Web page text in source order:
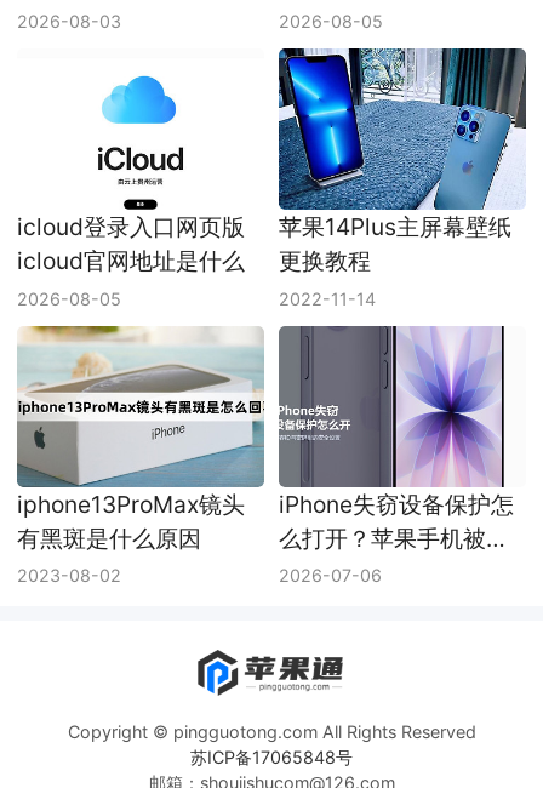
2026-08-03
号
2026-08-05
icloud登录入口网页版
icloud官网地址是什么
2026-08-05
苹果14Plus主屏幕壁纸
更换教程
2022-11-14
iphone13ProMax镜头
有黑斑是什么原因
2023-08-02
iPhone失窃设备保护怎
么打开？苹果手机被盗
保护设置方法
2026-07-06
Copyright © pingguotong.com All Rights Reserved
苏ICP备17065848号
邮箱：shoujishucom@126.com